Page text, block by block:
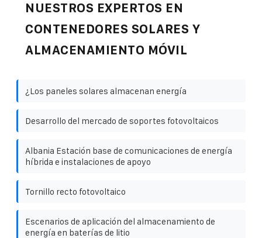
NUESTROS EXPERTOS EN
CONTENEDORES SOLARES Y
ALMACENAMIENTO MÓVIL
¿Los paneles solares almacenan energía
Desarrollo del mercado de soportes fotovoltaicos
Albania Estación base de comunicaciones de energía
híbrida e instalaciones de apoyo
Tornillo recto fotovoltaico
Escenarios de aplicación del almacenamiento de
energía en baterías de litio